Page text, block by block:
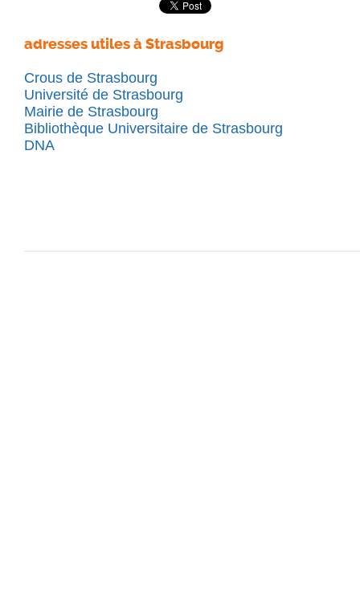
adresses utiles à Strasbourg
Crous de Strasbourg
Université de Strasbourg
Mairie de Strasbourg
Bibliothèque Universitaire de Strasbourg
DNA